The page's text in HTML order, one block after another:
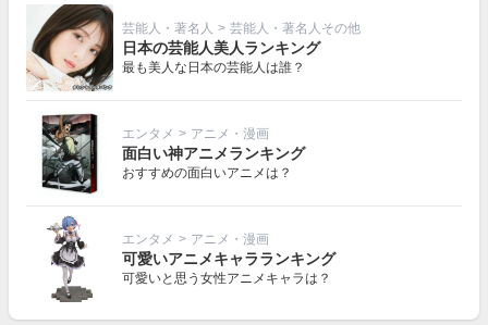
芸能人・著名人 > 芸能人・著名人その他
日本の芸能人美人ランキング
最も美人な日本の芸能人は誰？
エンタメ > アニメ・漫画
面白い神アニメランキング
おすすめの面白いアニメは？
エンタメ > アニメ・漫画
可愛いアニメキャラランキング
可愛いと思う女性アニメキャラは？